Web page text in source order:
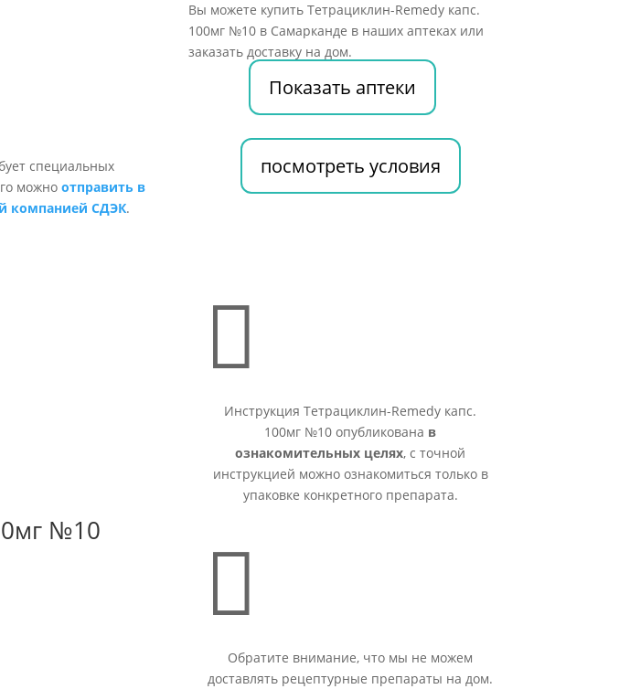
Вы можете купить Тетрациклин-Remedy капс.
100мг №10 в Самарканде в наших аптеках или
заказать доставку на дом.
Показать аптеки
специальных
можно отправить в
компанией СДЭК.
посмотреть условия
№10

Инструкция Тетрациклин-Remedy капс.
100мг №10 опубликована в
ознакомительных целях, с точной
инструкцией можно ознакомиться только в
упаковке конкретного препарата.

Обратите внимание, что мы не можем
доставлять рецептурные препараты на дом.